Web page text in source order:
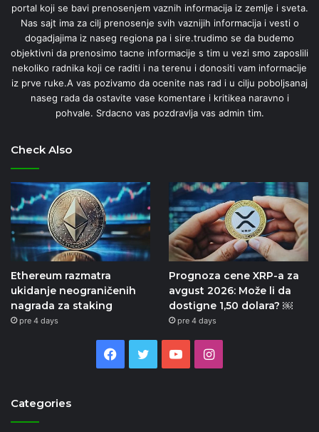
portal koji se bavi prenosenjem vaznih informacija iz zemlje i sveta.
Nas sajt ima za cilj prenosenje svih vaznijih informacija i vesti o
dogadjajima iz naseg regiona pa i sire.trudimo se da budemo
objektivni da prenosimo tacne informacije s tim u vezi smo zaposlili
nekoliko radnika koji ce raditi i na terenu i donositi vam informacije
iz prve ruke.A vas pozivamo da ocenite nas rad i u cilju poboljsanaj
naseg rada da ostavite vase komentare i kritikea naravno i
pohvale. Srdacno vas pozdravlja vas admin tim.
Check Also
Ethereum razmatra
ukidanje neograničenih
nagrada za staking
pre 4 days
Prognoza cene XRP-a za
avgust 2026: Može li da
dostigne 1,50 dolara? ￼
pre 4 days
Facebook
TwitterYouTubeInstagram
Categories